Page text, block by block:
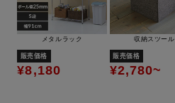
メタルラック
販売価格
¥8,180
収納スツール
販売価格
¥2,780~